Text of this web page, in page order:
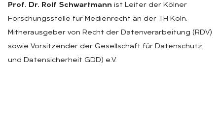
Prof. Dr. Rolf Schwartmann ist Leiter der Kölner
Forschungsstelle für Medienrecht an der TH Köln,
Mitherausgeber von Recht der Datenverarbeitung (RDV)
sowie Vorsitzender der Gesellschaft für Datenschutz
und Datensicherheit GDD) e.V.